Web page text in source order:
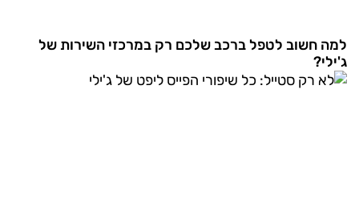
למה חשוב לטפל ברכב שלכם רק במרכזי השירות של
ג'ילי?